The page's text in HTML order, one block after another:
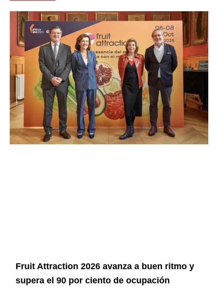
Fruit Attraction 2026 avanza a buen ritmo y
supera el 90 por ciento de ocupación
PagePagePagePagePage Page